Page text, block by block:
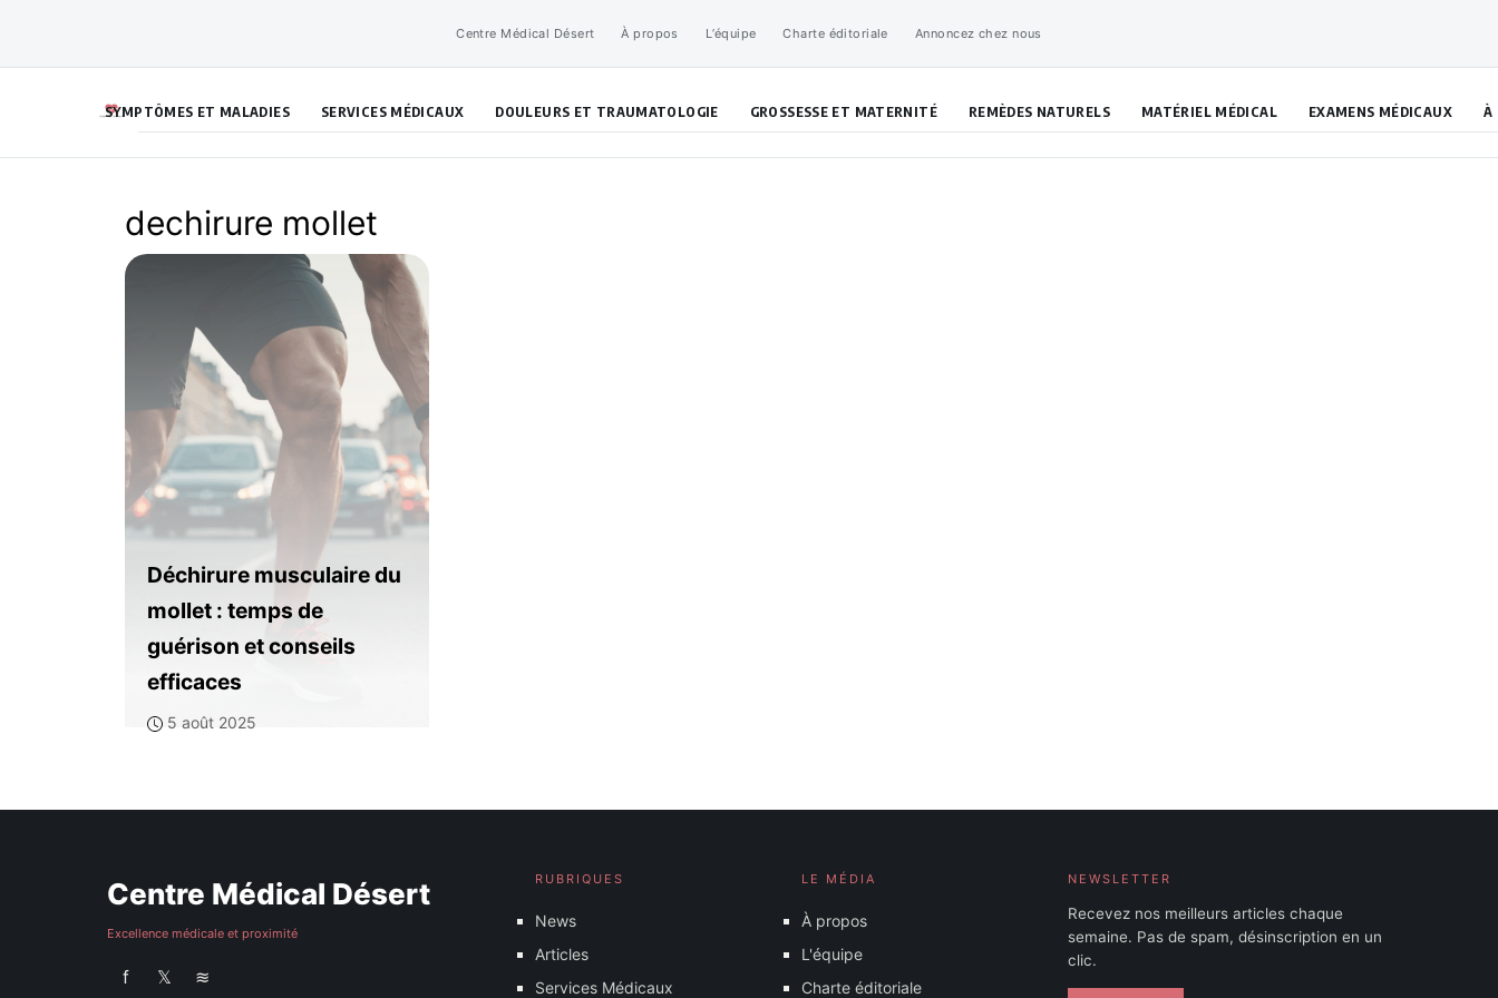
contenu
Centre Médical Désert À propos L’équipe Charte éditoriale Annoncez chez nous
SYMPTÔMES ET MALADIES SERVICES MÉDICAUX DOULEURS ET TRAUMATOLOGIE GROSSESSE ET MATERNITÉ REMÈDES NATURELS MATÉRIEL MÉDICAL EXAMENS MÉDICAUX À
dechirure mollet
Déchirure musculaire du
mollet : temps de
guérison et conseils
efficaces
5 août 2025
Centre Médical Désert
Excellence médicale et proximité
f 𝕏 ≋
RUBRIQUES
News
Articles
Services Médicaux
LE MÉDIA
À propos
L'équipe
Charte éditoriale
NEWSLETTER
Recevez nos meilleurs articles chaque
semaine. Pas de spam, désinscription en un
clic.